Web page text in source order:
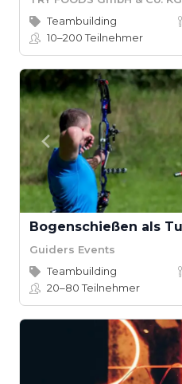
Teambuilding
10–200Teilnehmer
Guiders Events
Teambuilding
20–80Teilnehmer